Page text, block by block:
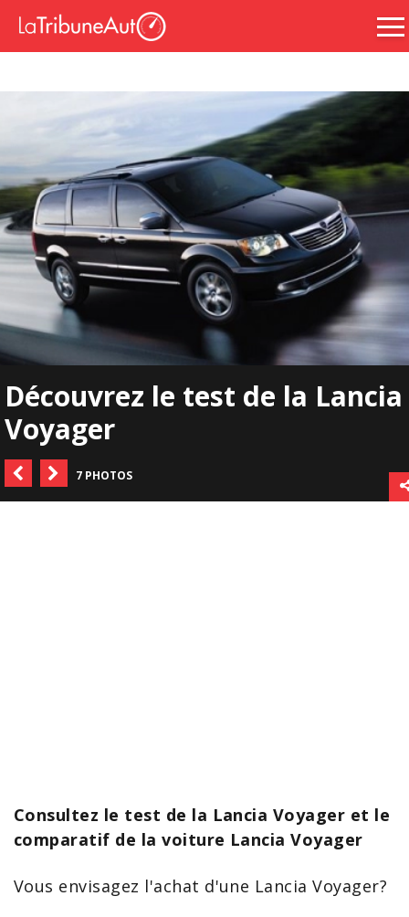
Découvrez le test de la Lancia
Voyager
7 PHOTOS
Consultez le test de la Lancia Voyager et le
comparatif de la voiture Lancia Voyager
Vous envisagez l'achat d'une Lancia Voyager?